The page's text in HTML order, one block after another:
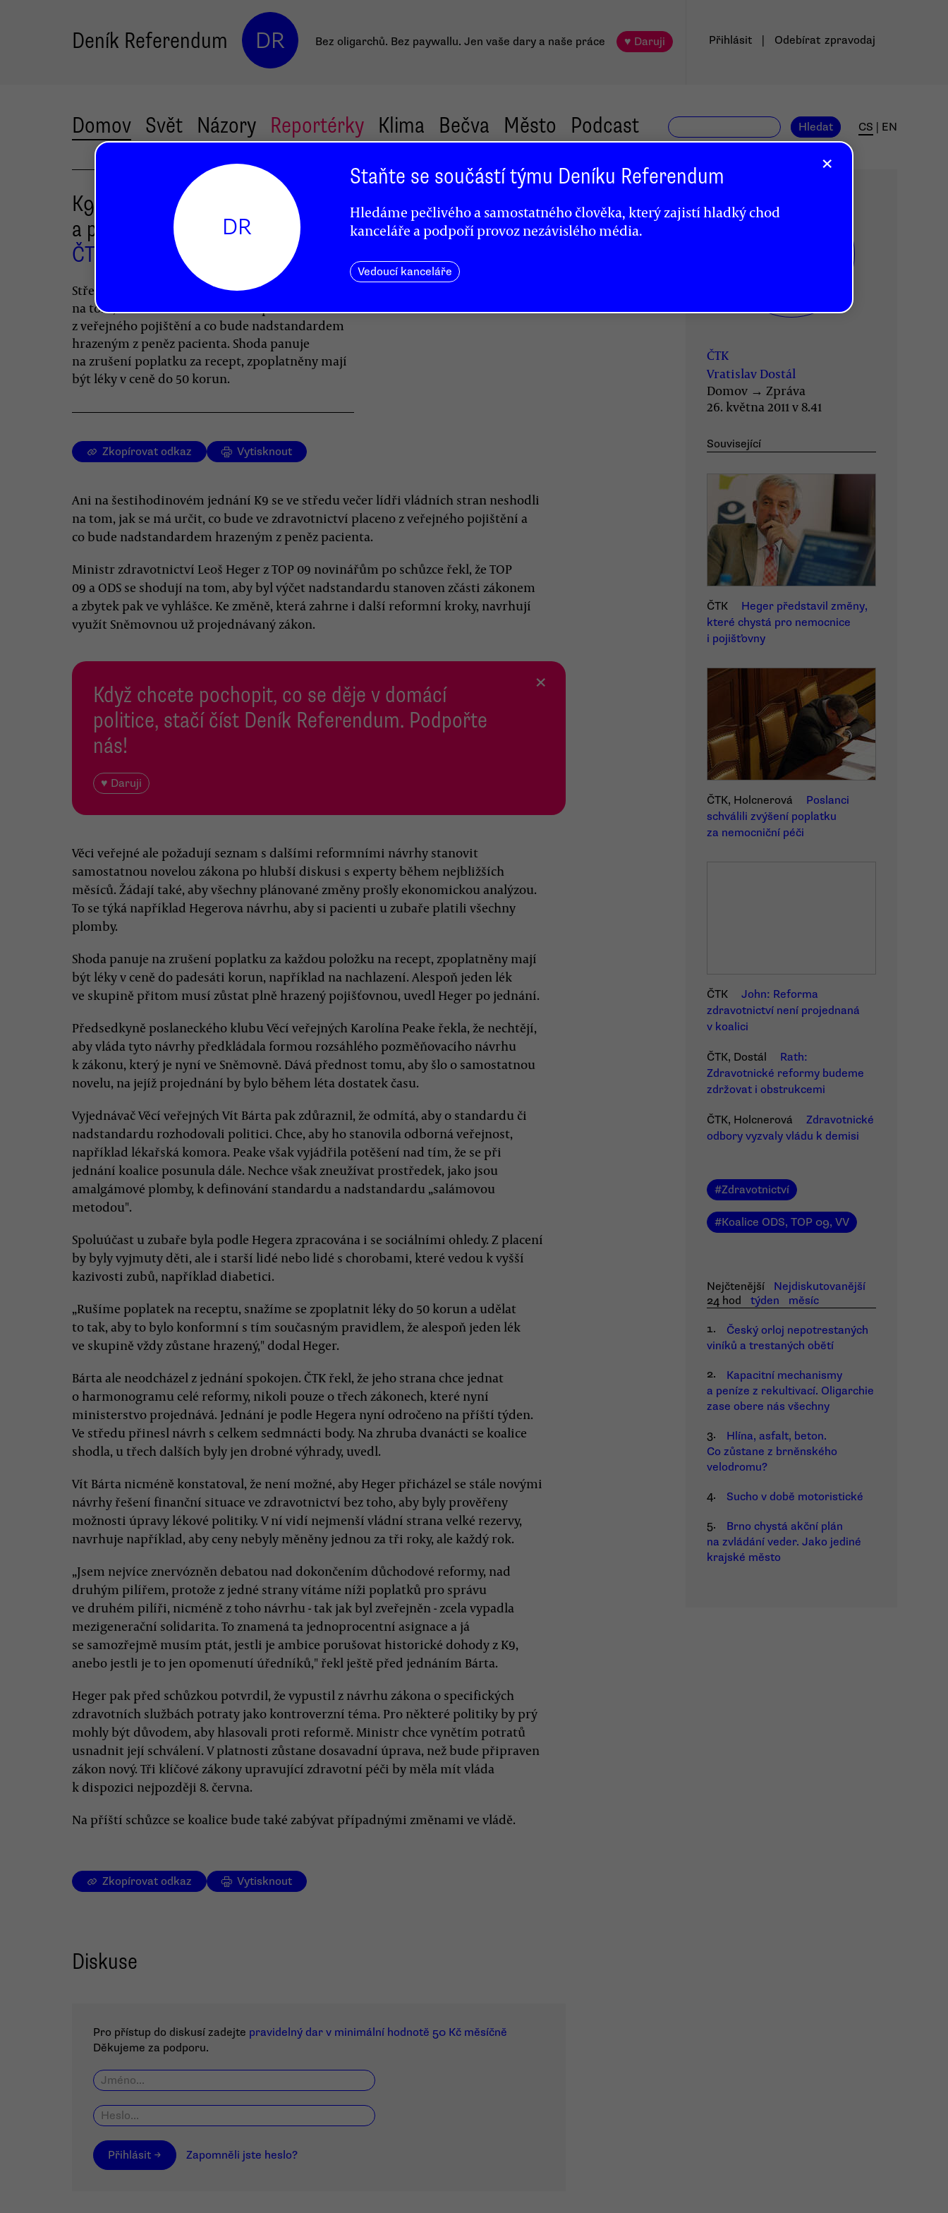
Deník Referendum DR Bez oligarchů. Bez paywallu. Jen vaše dary a naše práce ♥ Daruji Přihlásit Odebírat zpravodaj
Domov Svět Názory Reportérky Klima Bečva Město Podcast Hledat CS EN
K9 se neshodla na nadstandardu
a platbách u zubařů
ČTK
Vratislav Dostál
Středeční jednání lídrů koalice nevedlo ke shodě
na tom, co bude ve zdravotnictví placeno
z veřejného pojištění a co bude nadstandardem
hrazeným z peněz pacienta. Shoda panuje
na zrušení poplatku za recept, zpoplatněny mají
být léky v ceně do 50 korun.
Zkopírovat odkaz Vytisknout
Ani na šestihodinovém jednání K9 se ve středu večer lídři vládních stran neshodli
na tom, jak se má určit, co bude ve zdravotnictví placeno z veřejného pojištění a
co bude nadstandardem hrazeným z peněz pacienta.
Ministr zdravotnictví Leoš Heger z TOP 09 novinářům po schůzce řekl, že TOP
09 a ODS se shodují na tom, aby byl výčet nadstandardu stanoven zčásti zákonem
a zbytek pak ve vyhlášce. Ke změně, která zahrne i další reformní kroky, navrhují
využít Sněmovnou už projednávaný zákon.
Když chcete pochopit, co se děje v domácí
politice, stačí číst Deník Referendum. Podpořte
nás!
♥ Daruji
×
Věci veřejné ale požadují seznam s dalšími reformními návrhy stanovit
samostatnou novelou zákona po hlubší diskusi s experty během nejbližších
měsíců. Žádají také, aby všechny plánované změny prošly ekonomickou analýzou.
To se týká například Hegerova návrhu, aby si pacienti u zubaře platili všechny
plomby.
Shoda panuje na zrušení poplatku za každou položku na recept, zpoplatněny mají
být léky v ceně do padesáti korun, například na nachlazení. Alespoň jeden lék
ve skupině přitom musí zůstat plně hrazený pojišťovnou, uvedl Heger po jednání.
Předsedkyně poslaneckého klubu Věcí veřejných Karolína Peake řekla, že nechtějí,
aby vláda tyto návrhy předkládala formou rozsáhlého pozměňovacího návrhu
k zákonu, který je nyní ve Sněmovně. Dává přednost tomu, aby šlo o samostatnou
novelu, na jejíž projednání by bylo během léta dostatek času.
Vyjednávač Věcí veřejných Vít Bárta pak zdůraznil, že odmítá, aby o standardu či
nadstandardu rozhodovali politici. Chce, aby ho stanovila odborná veřejnost,
například lékařská komora. Peake však vyjádřila potěšení nad tím, že se při
jednání koalice posunula dále. Nechce však zneužívat prostředek, jako jsou
amalgámové plomby, k definování standardu a nadstandardu „salámovou
metodou".
Spoluúčast u zubaře byla podle Hegera zpracována i se sociálními ohledy. Z placení
by byly vyjmuty děti, ale i starší lidé nebo lidé s chorobami, které vedou k vyšší
kazivosti zubů, například diabetici.
„Rušíme poplatek na receptu, snažíme se zpoplatnit léky do 50 korun a udělat
to tak, aby to bylo konformní s tím současným pravidlem, že alespoň jeden lék
ve skupině vždy zůstane hrazený," dodal Heger.
Bárta ale neodcházel z jednání spokojen. ČTK řekl, že jeho strana chce jednat
o harmonogramu celé reformy, nikoli pouze o třech zákonech, které nyní
ministerstvo projednává. Jednání je podle Hegera nyní odročeno na příští týden.
Ve středu přinesl návrh s celkem sedmnácti body. Na zhruba dvanácti se koalice
shodla, u třech dalších byly jen drobné výhrady, uvedl.
Vít Bárta nicméně konstatoval, že není možné, aby Heger přicházel se stále novými
návrhy řešení finanční situace ve zdravotnictví bez toho, aby byly prověřeny
možnosti úpravy lékové politiky. V ní vidí nejmenší vládní strana velké rezervy,
navrhuje například, aby ceny nebyly měněny jednou za tři roky, ale každý rok.
„Jsem nejvíce znervózněn debatou nad dokončením důchodové reformy, nad
druhým pilířem, protože z jedné strany vítáme níži poplatků pro správu
ve druhém pilíři, nicméně z toho návrhu - tak jak byl zveřejněn - zcela vypadla
mezigenerační solidarita. To znamená ta jednoprocentní asignace a já
se samozřejmě musím ptát, jestli je ambice porušovat historické dohody z K9,
anebo jestli je to jen opomenutí úředníků," řekl ještě před jednáním Bárta.
Heger pak před schůzkou potvrdil, že vypustil z návrhu zákona o specifických
zdravotních službách potraty jako kontroverzní téma. Pro některé politiky by prý
mohly být důvodem, aby hlasovali proti reformě. Ministr chce vynětím potratů
usnadnit její schválení. V platnosti zůstane dosavadní úprava, než bude připraven
zákon nový. Tři klíčové zákony upravující zdravotní péči by měla mít vláda
k dispozici nejpozději 8. června.
Na příští schůzce se koalice bude také zabývat případnými změnami ve vládě.
ČTK
Vratislav Dostál
Domov → Zpráva
26. května 2011 v 8.41
Související
ČTK
Heger představil změny,
které chystá pro nemocnice
i pojišťovny
ČTK, Holcnerová
Poslanci
schválili zvýšení poplatku
za nemocniční péči
ČTK
John: Reforma
zdravotnictví není projednaná
v koalici
ČTK, Dostál
Rath:
Zdravotnické reformy budeme
zdržovat i obstrukcemi
ČTK, Holcnerová
Zdravotnické
odbory vyzvaly vládu k demisi
#Zdravotnictví
#Koalice ODS, TOP 09, VV
Nejčtenější
Nejdiskutovanější
24 hod
týden
měsíc
1.
Český orloj nepotrestaných
viníků a trestaných obětí
2.
Kapacitní mechanismy
a peníze z rekultivací. Oligarchie
zase obere nás všechny
3.
Hlína, asfalt, beton.
Co zůstane z brněnského
velodromu?
4.
Sucho v době motoristické
5.
Brno chystá akční plán
na zvládání veder. Jako jediné
krajské město
Zkopírovat odkaz Vytisknout
Diskuse
Pro přístup do diskusí zadejte pravidelný dar v minimální hodnotě 50 Kč měsíčně
Děkujeme za podporu.
Přihlásit → Zapomněli jste heslo?
×
DR
Staňte se součástí týmu Deníku Referendum
Hledáme pečlivého a samostatného člověka, který zajistí hladký chod
kanceláře a podpoří provoz nezávislého média.
Vedoucí kanceláře